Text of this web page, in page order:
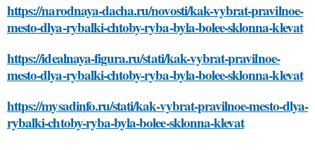
https://narodnaya-dacha.ru/novosti/kak-vybrat-pravilnoe-
mesto-dlya-rybalki-chtoby-ryba-byla-bolee-sklonna-klevat
https://idealnaya-figura.ru/stati/kak-vybrat-pravilnoe-
mesto-dlya-rybalki-chtoby-ryba-byla-bolee-sklonna-klevat
https://mysadinfo.ru/stati/kak-vybrat-pravilnoe-mesto-dlya-
rybalki-chtoby-ryba-byla-bolee-sklonna-klevat